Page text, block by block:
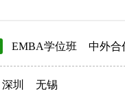
EMBA学位班 中外合
深圳 无锡